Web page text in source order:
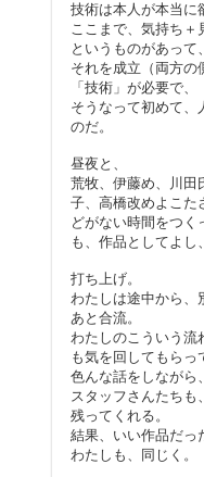
技術は本人が本当に
ここまで、気持ち＋
というものがあって
それを成立（両方の
「技術」が必要で、
そうなって初めて、
のだ。
昼夜と、
荒牧、伊藤め、川田
子、高橋改めよこた
どがない時間をつく
も、作品としてよし
打ち上げ。
わたしは途中から、
あと合流。
わたしのこういう流
も気を回してもらっ
色んな話をしながら
スタッフさんたちも
残ってくれる。
結果、いい作品だっ
わたしも、同じく。